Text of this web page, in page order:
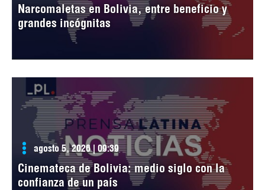
Narcomaletas en Bolivia, entre beneficio y
grandes incógnitas
agosto 5, 2026 | 09:39
Cinemateca de Bolivia: medio siglo con la
confianza de un país